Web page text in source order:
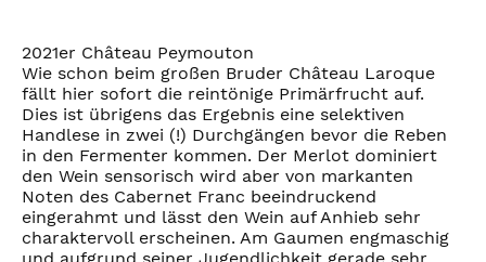
2021er Château Peymouton
Wie schon beim großen Bruder Château Laroque
fällt hier sofort die reintönige Primärfrucht auf.
Dies ist übrigens das Ergebnis eine selektiven
Handlese in zwei (!) Durchgängen bevor die Reben
in den Fermenter kommen. Der Merlot dominiert
den Wein sensorisch wird aber von markanten
Noten des Cabernet Franc beeindruckend
eingerahmt und lässt den Wein auf Anhieb sehr
charaktervoll erscheinen. Am Gaumen engmaschig